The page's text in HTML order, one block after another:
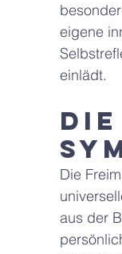
eigene
einlädt.
Die
aus der